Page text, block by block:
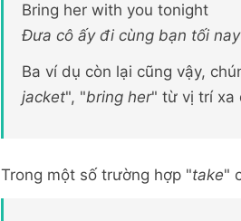
Bring her with you tonight
Đưa cô ấy đi cùng bạn tối nay
Ba ví dụ còn lại cũng vậy,
jacket", "bring her" từ vị trí xa
Trong một số trường hợp "take"